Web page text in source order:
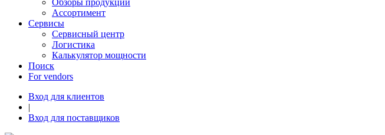
Обзоры продукции
Ассортимент
Сервисы
Сервисный центр
Логистика
Калькулятор мощности
Поиск
For vendors
Вход для клиентов
|
Вход для поставщиков